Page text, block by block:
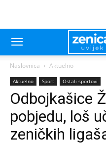
Naslovnica Aktuelno
Aktuelno Sport Ostali sportovi
Odbojkašice
pobjedu, loš
zeničkih